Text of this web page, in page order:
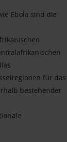
Ebola sind die
für das
bestehender